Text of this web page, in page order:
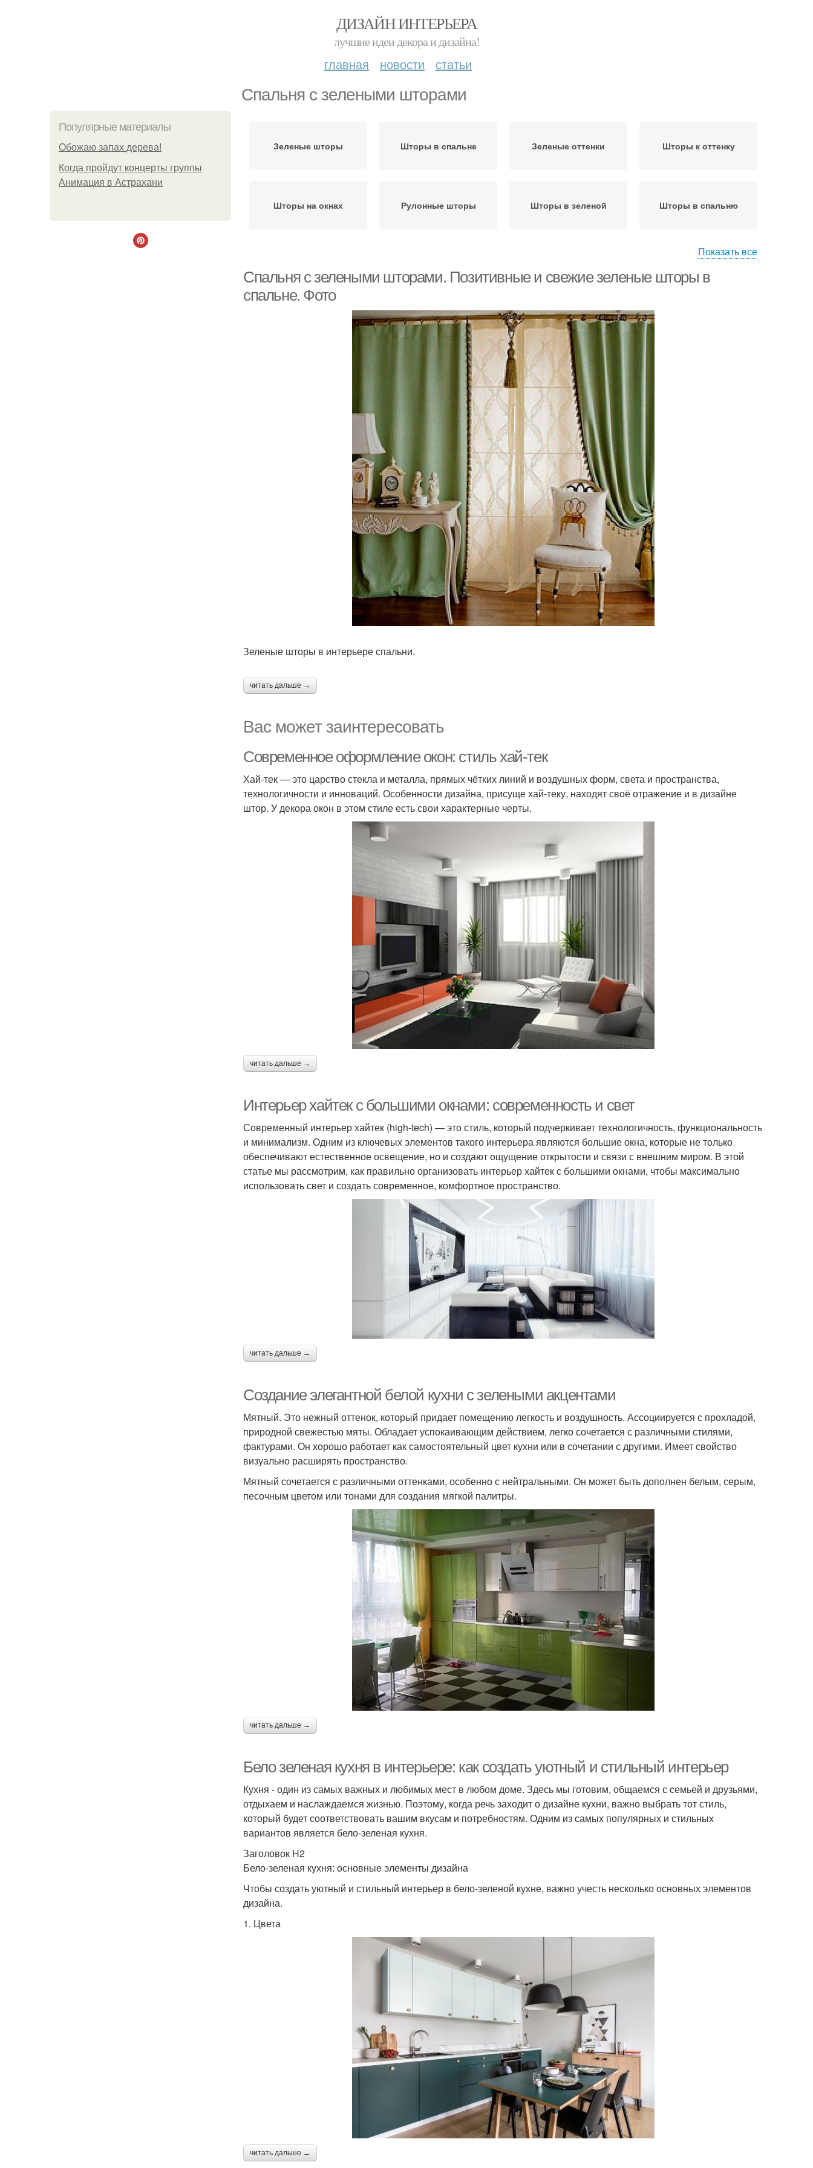
ДИЗАЙН ИНТЕРЬЕРА
лучшие идеи декора и дизайна!
главная новости статьи
Спальня с зелеными шторами
Популярные материалы
Обожaю зaпах деpева!
Когда пройдут концерты группы
Анимация в Астрахани
Зеленые шторы Шторы в спальне Зеленые оттенки Шторы к оттенку
Шторы на окнах Рулонные шторы Шторы в зеленой Шторы в спальню
интерьере
Показать все
Спальня с зелеными шторами. Позитивные и свежие зеленые шторы в
спальне. Фото
Зеленые шторы в интерьере спальни.
читать дальше →
Вас может заинтересовать
Современное оформление окон: стиль хай-тек
Хай-тек — это царство стекла и металла, прямых чётких линий и воздушных форм, света и пространства,
технологичности и инноваций. Особенности дизайна, присуще хай-теку, находят своё отражение и в дизайне
штор. У декора окон в этом стиле есть свои характерные черты.
читать дальше →
Интерьер хайтек с большими окнами: современность и свет
Современный интерьер хайтек (high-tech) — это стиль, который подчеркивает технологичность, функциональность
и минимализм. Одним из ключевых элементов такого интерьера являются большие окна, которые не только
обеспечивают естественное освещение, но и создают ощущение открытости и связи с внешним миром. В этой
статье мы рассмотрим, как правильно организовать интерьер хайтек с большими окнами, чтобы максимально
использовать свет и создать современное, комфортное пространство.
читать дальше →
Создание элегантной белой кухни с зелеными акцентами
Мятный. Это нежный оттенок, который придает помещению легкость и воздушность. Ассоциируется с прохладой,
природной свежестью мяты. Обладает успокаивающим действием, легко сочетается с различными стилями,
фактурами. Он хорошо работает как самостоятельный цвет кухни или в сочетании с другими. Имеет свойство
визуально расширять пространство.
Мятный сочетается с различными оттенками, особенно с нейтральными. Он может быть дополнен белым, серым,
песочным цветом или тонами для создания мягкой палитры.
читать дальше →
Бело зеленая кухня в интерьере: как создать уютный и стильный интерьер
Кухня - один из самых важных и любимых мест в любом доме. Здесь мы готовим, общаемся с семьей и друзьями,
отдыхаем и наслаждаемся жизнью. Поэтому, когда речь заходит о дизайне кухни, важно выбрать тот стиль,
который будет соответствовать вашим вкусам и потребностям. Одним из самых популярных и стильных
вариантов является бело-зеленая кухня.
Заголовок H2
Бело-зеленая кухня: основные элементы дизайна
Чтобы создать уютный и стильный интерьер в бело-зеленой кухне, важно учесть несколько основных элементов
дизайна.
1. Цвета
читать дальше →